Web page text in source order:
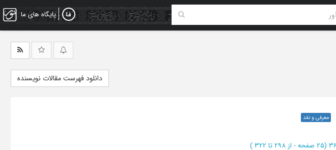
پایگاه های ما
دانلود فهرست مقالات نویسنده
معرفی و نقد
(‎25 صفحه - از 298 تا 322 )